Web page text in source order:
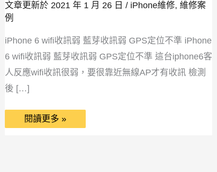
文章更新於 2021 年 1 月 26 日 / iPhone維修, 維修案
例
iPhone 6 wifi收訊弱 藍芽收訊弱 GPS定位不準 iPhone
6 wifi收訊弱 藍芽收訊弱 GPS定位不準 這台iphone6客
人反應wifi收訊很弱，要很靠近無線AP才有收訊 檢測
後 […]
閱讀更多 »